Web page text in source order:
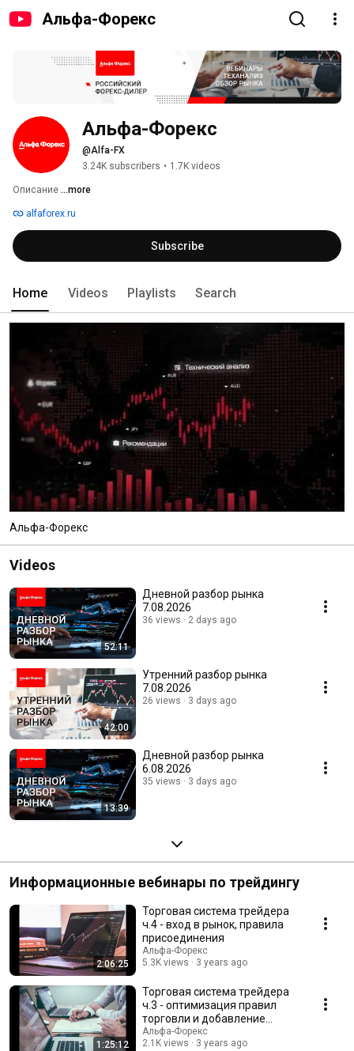
Альфа-Форекс
Альфа-Форекс
@Alfa-FX
3.24K subscribers • 1.7K videos
Описание ...more
alfaforex.ru
Subscribe
Home Videos Playlists Search
Альфа-Форекс
Videos
52:11
Дневной разбор рынка
7.08.2026
36 views 2 days ago
42:00
Утренний разбор рынка
7.08.2026
26 views 3 days ago
13:39
Дневной разбор рынка
6.08.2026
35 views 3 days ago
Информационные вебинары по трейдингу
2:06:25
Торговая система трейдера
ч.4 - вход в рынок, правила
присоединения
Альфа-Форекс
5.3K views
3 years ago
1:25:12
Торговая система трейдера
ч.3 - оптимизация правил
торговли и добавление
фильтров
Альфа-Форекс
2.1K views
3 years ago